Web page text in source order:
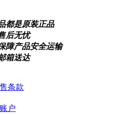
都是原装正品
后无忧
障产品安全运输
箱送达
条款
户